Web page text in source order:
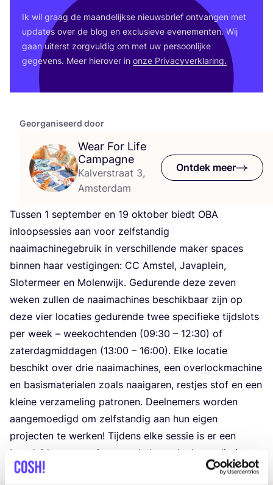
Georganiseerd door
Wear For Life
Campagne
Kalverstraat 3,
Amsterdam
Ontdek meer
Tus­sen 1 sep­tem­ber en 19 okto­ber biedt OBA
inloop­ses­sies aan voor zelf­stan­dig
naai­ma­chi­ne­ge­bruik in ver­schil­len­de maker spa­ces
bin­nen haar ves­ti­gin­gen: CC Amstel, Java­p­lein,
Slo­ter­meer en Molen­wijk. Gedu­ren­de deze zeven
weken zul­len de naai­ma­chi­nes beschik­baar zijn op
deze vier loca­ties gedu­ren­de twee spe­ci­fie­ke tijd­slots
per week – weekoch­ten­den (09:30 – 12:30) of
zater­dag­mid­da­gen (13:00 – 16:00). Elke loca­tie
beschikt over drie naai­ma­chi­nes, een over­lock­ma­chi­ne
en basis­ma­te­ri­a­len zoals naai­ga­ren, rest­jes stof en een
klei­ne ver­za­me­ling patro­nen. Deel­ne­mers wor­den
aan­ge­moe­digd om zelf­stan­dig aan hun eigen
pro­jec­ten te wer­ken! Tij­dens elke ses­sie is er een
bege­lei­der aan­we­zig om te hel­pen als dat nodig is.
Ik wil graag de maan­de­lijk­se nieuws­brief ont­van­gen met
upda­tes over de blog en exclu­sie­ve eve­ne­men­ten. Wij
gaan uiterst zorg­vul­dig om met uw per­soon­lij­ke
gege­vens. Meer hier­over in onze Pri­va­cy­ver­kla­ring.